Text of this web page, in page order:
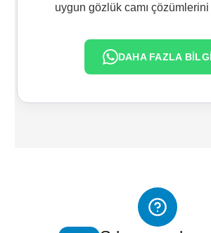
uygun gözlük camı
DAHA FAZLA BİLGİ